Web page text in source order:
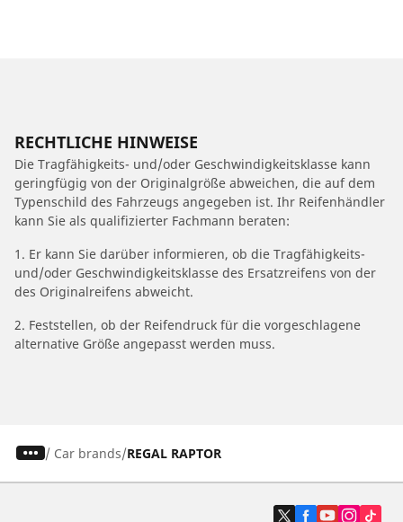
RECHTLICHE HINWEISE
Die Tragfähigkeits- und/oder Geschwindigkeitsklasse kann
geringfügig von der Originalgröße abweichen, die auf dem
Typenschild des Fahrzeugs angegeben ist. Ihr Reifenhändler
kann Sie als qualifizierter Fachmann beraten:
1. Er kann Sie darüber informieren, ob die Tragfähigkeits-
und/oder Geschwindigkeitsklasse des Ersatzreifens von der
des Originalreifens abweicht.
2. Feststellen, ob der Reifendruck für die vorgeschlagene
alternative Größe angepasst werden muss.
/ Car brands REGAL RAPTOR